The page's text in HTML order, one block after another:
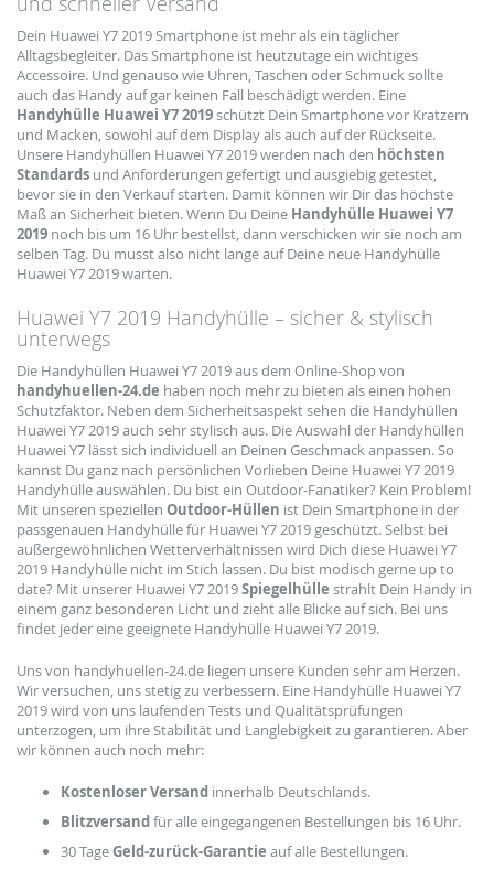
Dein Huawei Y7 2019 Smartphone ist mehr als ein täglicher
Alltagsbegleiter. Das Smartphone ist heutzutage ein wichtiges
Accessoire. Und genauso wie Uhren, Taschen oder Schmuck sollte
auch das Handy auf gar keinen Fall beschädigt werden. Eine
Handyhülle Huawei Y72019schützt Dein Smartphone vor Kratzern
und Macken, sowohl auf dem Display als auch auf der Rückseite.
Unsere Handyhüllen Huawei Y7 2019 werden nach den höchsten
Standards und Anforderungen gefertigt und ausgiebig getestet,
bevor sie in den Verkauf starten. Damit können wir Dir das höchste
Maß an Sicherheit bieten. Wenn Du Deine Handyhülle Huawei Y7
2019 noch bis um 16 Uhr bestellst, dann verschicken wir sie noch am
selben Tag. Du musst also nicht lange auf Deine neue Handyhülle
Huawei Y7 2019 warten.
Huawei Y7 2019 Handyhülle ­– sicher & stylisch
unterwegs
Die Handyhüllen Huawei Y7 2019 aus dem Online-Shop von
handyhuellen-24.de haben noch mehr zu bieten als einen hohen
Schutzfaktor. Neben dem Sicherheitsaspekt sehen die Handyhüllen
Huawei Y7 2019 auch sehr stylisch aus. Die Auswahl der Handyhüllen
Huawei Y7 lässt sich individuell an Deinen Geschmack anpassen. So
kannst Du ganz nach persönlichen Vorlieben Deine Huawei Y7 2019
Handyhülle auswählen. Du bist ein Outdoor-Fanatiker? Kein Problem!
Mit unseren speziellen Outdoor-Hüllen ist Dein Smartphone in der
passgenauen Handyhülle für Huawei Y7 2019 geschützt. Selbst bei
außergewöhnlichen Wetterverhältnissen wird Dich diese Huawei Y7
2019 Handyhülle nicht im Stich lassen. Du bist modisch gerne up to
date? Mit unserer Huawei Y7 2019Spiegelhülle strahlt Dein Handy in
einem ganz besonderen Licht und zieht alle Blicke auf sich. Bei uns
findet jeder eine geeignete Handyhülle Huawei Y7 2019.
Uns von handyhuellen-24.de liegen unsere Kunden sehr am Herzen.
Wir versuchen, uns stetig zu verbessern. Eine Handyhülle Huawei Y7
2019 wird von uns laufenden Tests und Qualitätsprüfungen
unterzogen, um ihre Stabilität und Langlebigkeit zu garantieren. Aber
wir können auch noch mehr:
Kostenloser Versand innerhalb Deutschlands.
Blitzversandfür alle eingegangenen Bestellungen bis 16 Uhr.
30 TageGeld-zurück-Garantie auf alle Bestellungen.